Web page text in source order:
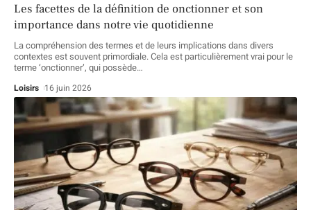
Les facettes de la définition de onctionner et son
importance dans notre vie quotidienne
La compréhension des termes et de leurs implications dans divers
contextes est souvent primordiale. Cela est particulièrement vrai pour le
terme ‘onctionner’, qui possède…
Loisirs 16 juin 2026